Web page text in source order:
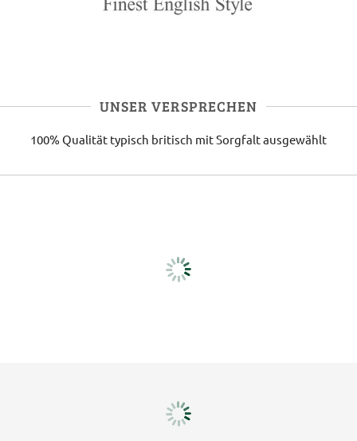
UNSER VERSPRECHEN
100% Qualität typisch britisch mit Sorgfalt ausgewählt